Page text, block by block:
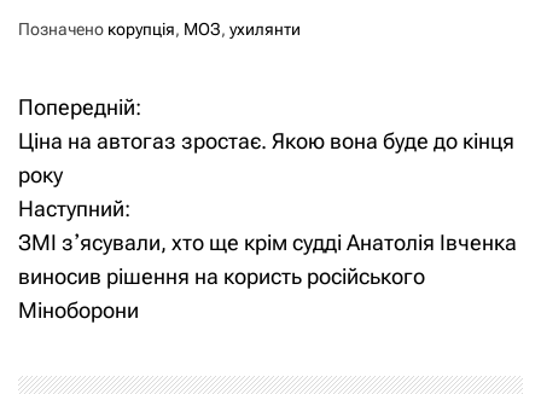
Позначено корупція, МОЗ, ухилянти
Н
а
в
і
г
а
Попередній:
Ціна на автогаз зростає. Якою вона буде до кінця
року
Наступний:
ЗМІ зʼясували, хто ще крім судді Анатолія Івченка
виносив рішення на користь російського
Міноборони